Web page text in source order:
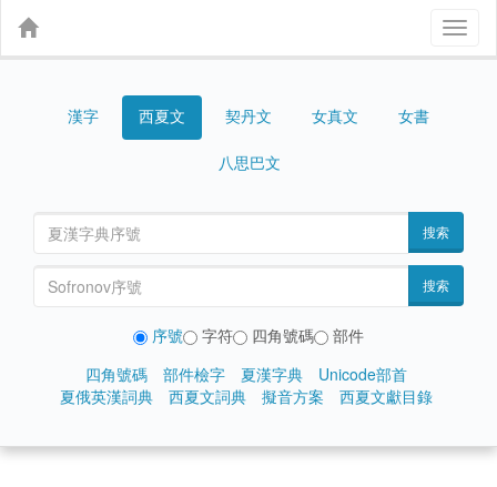
漢字 西夏文 契丹文 女真文 女書
八思巴文
搜索
搜索
序號 字符 四角號碼
部件
四角號碼
部件檢字 夏漢字典
Unicode部首
夏俄英漢詞典
西夏文詞典 擬音方案 西夏文獻目錄